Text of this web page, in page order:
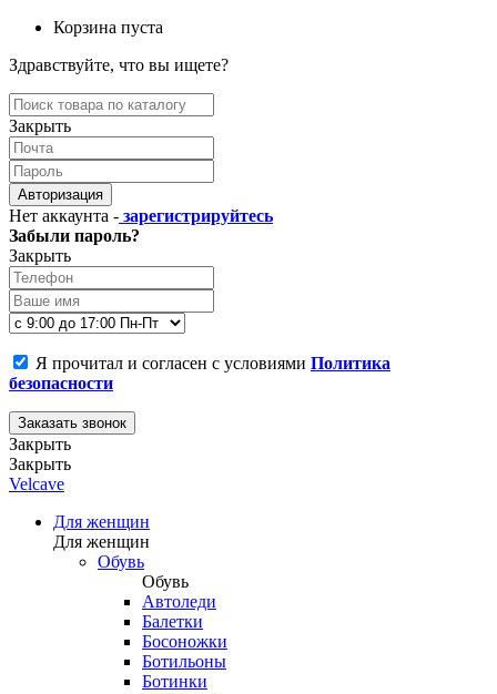
Корзина пуста
Здравствуйте, что вы ищете?
Закрыть
Авторизация
Нет аккаунта - зарегистрируйтесь
Забыли пароль?
Закрыть
Я прочитал и согласен с условиями Политика
безопасности
Заказать звонок
Закрыть
Закрыть
Velcave
Для женщин
Для женщин
Обувь
Обувь
Автоледи
Балетки
Босоножки
Ботильоны
Ботинки